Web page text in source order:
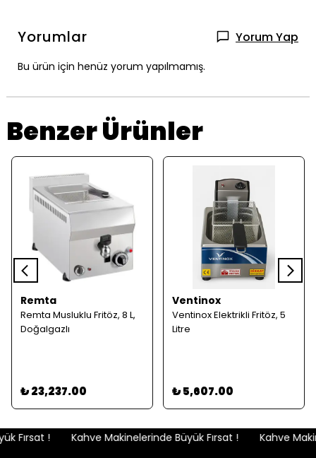
Yorumlar Yorum Yap
Bu ürün için henüz yorum yapılmamış.
Benzer Ürünler
Remta
Remta Musluklu Fritöz, 8 L,
Doğalgazlı
₺ 23,237.00
Ventinox
Ventinox Elektrikli Fritöz, 5
Litre
₺ 5,607.00
Fırsat ! Kahve Makinelerinde Büyük Fırsat ! Kahve